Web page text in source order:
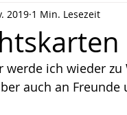
2019 1 Min. Lesezeit
werde ich wieder
auch an